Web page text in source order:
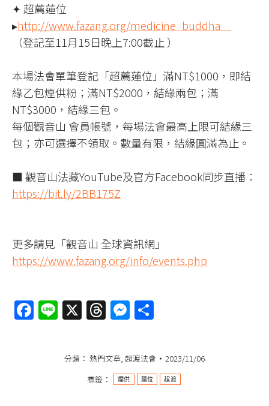
✦ 超薦蓮位
▸http://www.fazang.org/medicine_buddha
（登記至11月15日晚上7:00截止 ）
本場法會單筆登記「超薦蓮位」滿NT$1000，即結
緣乙包煙供粉；滿NT$2000，結緣兩包；滿
NT$3000，結緣三包。
每個觀音山 會員帳號，每場法會最高上限可結緣三
包；亦可選擇不領取。數量有限，結緣圓滿為止。
■ 觀音山法藏YouTube及官方Facebook同步直播：
https://bit.ly/2BB175Z
更多請見「觀音山 全球資訊網」
https://www.fazang.org/info/events.php
Facebook
Line
X Threads
Messenger
分類： 熱門文章, 超渡法會
2023/11/06
標籤：
煙供 蓮位 超渡